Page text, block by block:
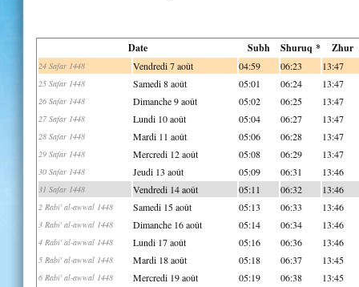
Date Subh Shuruq * Zhur
24 Safar 1448 Vendredi 7 août 04:59 06:23 13:47
25 Safar 1448 Samedi 8 août 05:01 06:24 13:47
26 Safar 1448 Dimanche 9 août 05:02 06:25 13:47
27 Safar 1448 Lundi 10 août 05:04 06:27 13:47
28 Safar 1448 Mardi 11 août 05:06 06:28 13:47
29 Safar 1448 Mercredi 12 août 05:08 06:29 13:47
30 Safar 1448 Jeudi 13 août 05:09 06:31 13:46
31 Safar 1448 Vendredi 14 août 05:11 06:32 13:46
2 Rabi' al-awwal 1448 Samedi 15 août 05:13 06:33 13:46
3 Rabi' al-awwal 1448 Dimanche 16 août 05:14 06:34 13:46
4 Rabi' al-awwal 1448 Lundi 17 août 05:16 06:36 13:46
5 Rabi' al-awwal 1448 Mardi 18 août 05:18 06:37 13:45
6 Rabi' al-awwal 1448 Mercredi 19 août 05:19 06:38 13:45